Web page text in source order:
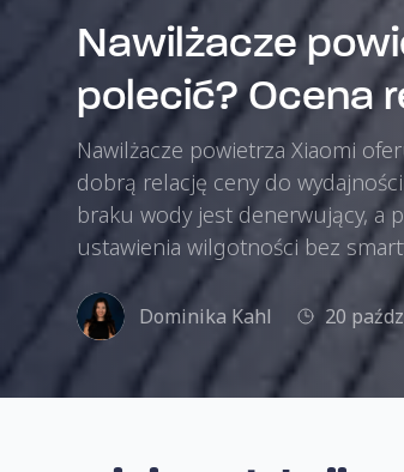
Nawilżacze
polecić? Ocena
Nawilżacze powietrza Xiaomi
dobrą relację ceny do
braku wody jest denerwujący, a
ustawienia wilgotności bez
Dominika Kahl 20